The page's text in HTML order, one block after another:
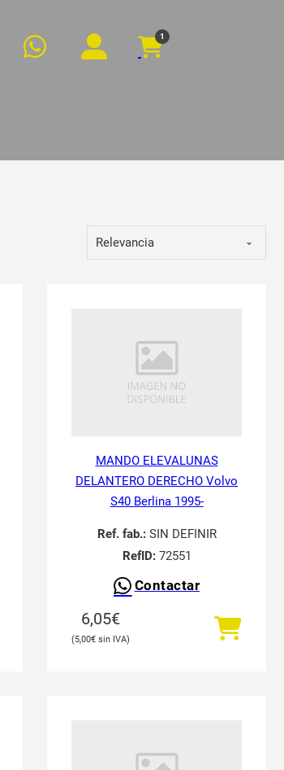
1
MANDO ELEVALUNAS
DELANTERO DERECHO Volvo
S40 Berlina 1995-
Ref. fab.:SIN DEFINIR
RefID:72551
Contactar
6,05€
5,00€